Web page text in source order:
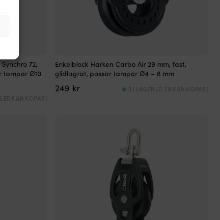
72,
tampar Ø10
KAN KÖPAS)
Enkelblock Harken Carbo Air 29 mm, fast,
glidlagrat, passar tampar Ø4 – 8 mm
249 kr 3 I LAGER (FLER KAN KÖPAS)